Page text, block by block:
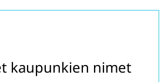
kaupunkien nimet